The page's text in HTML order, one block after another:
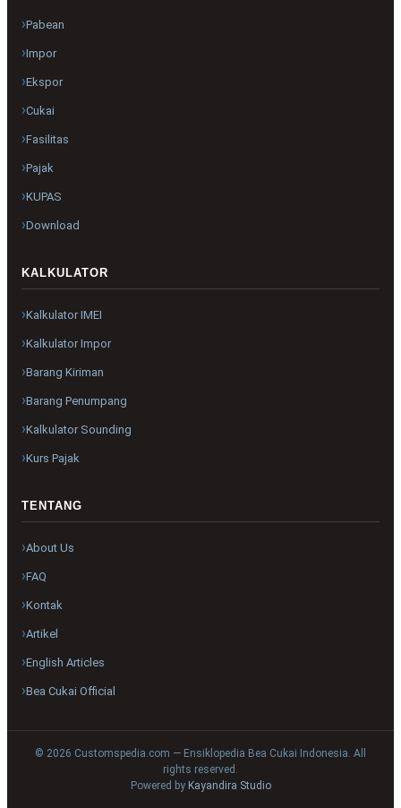
Pabean
Impor
Ekspor
Cukai
Fasilitas
Pajak
KUPAS
Download
KALKULATOR
Kalkulator IMEI
Kalkulator Impor
Barang Kiriman
Barang Penumpang
Kalkulator Sounding
Kurs Pajak
TENTANG
About Us
FAQ
Kontak
Artikel
English Articles
Bea Cukai Official
© 2026 Customspedia.com — Ensiklopedia Bea Cukai Indonesia. All
rights reserved.
Powered by Kayandira Studio